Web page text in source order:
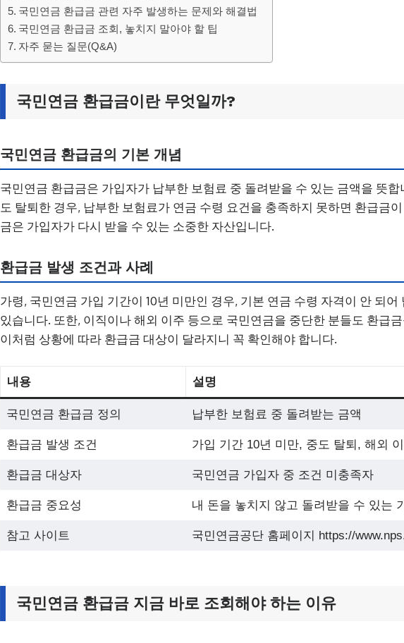
국민연금 환급금 관련 자주 발생하는 문제와 해결법
국민연금 환급금 조회, 놓치지 말아야 할 팁
자주 묻는 질문(Q&A)
국민연금 환급금이란 무엇일까?
국민연금 환급금의 기본 개념
국민연금 환급금은 가입자가 납부한 보험료 중 돌려받을 수 있는 금액을 뜻
도 탈퇴한 경우, 납부한 보험료가 연금 수령 요건을 충족하지 못하면 환급금
금은 가입자가 다시 받을 수 있는 소중한 자산입니다.
환급금 발생 조건과 사례
가령, 국민연금 가입 기간이 10년 미만인 경우, 기본 연금 수령 자격이 안 되
있습니다. 또한, 이직이나 해외 이주 등으로 국민연금을 중단한 분들도 환급
이처럼 상황에 따라 환급금 대상이 달라지니 꼭 확인해야 합니다.
내용 설명
국민연금 환급금 정의 납부한 보험료 중 돌려받는 금액
환급금 발생 조건 가입 기간 10년 미만, 중도 탈퇴, 해외
환급금 대상자 국민연금 가입자 중 조건 미충족자
환급금 중요성 내 돈을 놓치지 않고 돌려받을 수 있는
참고 사이트 국민연금공단 홈페이지 https://
국민연금 환급금 지금 바로 조회해야 하는 이유